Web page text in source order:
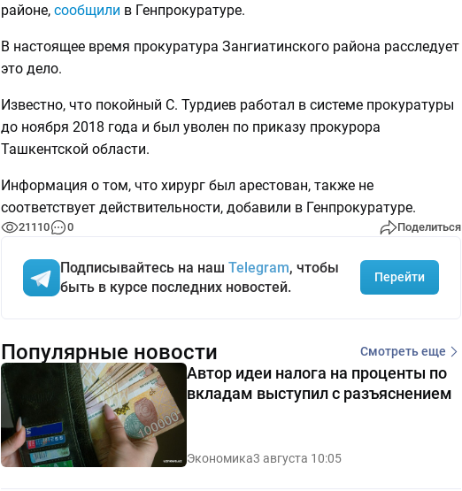
районе, сообщили в Генпрокуратуре.
В настоящее время прокуратура Зангиатинского района расследует
это дело.
Известно, что покойный С. Турдиев работал в системе прокуратуры
до ноября 2018 года и был уволен по приказу прокурора
Ташкентской области.
Информация о том, что хирург был арестован, также не
соответствует действительности, добавили в Генпрокуратуре.
21110 0 Поделиться
Подписывайтесь на наш Telegram, чтобы
быть в курсе последних новостей.
Перейти
Популярные новости Смотреть еще
Автор идеи налога на проценты по
вкладам выступил с разъяснением
Экономика3 августа 10:05